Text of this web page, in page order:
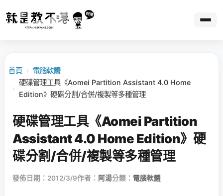
首頁 › 電腦軟體
›
硬碟管理工具《Aomei Partition Assistant 4.0 Home
Edition》硬碟分割/合併/複製等多種管理
硬碟管理工具《Aomei Partition
Assistant 4.0 Home Edition》硬
碟分割/合併/複製等多種管理
發佈日期：2012/3/9作者： 阿湯分類： 電腦軟體